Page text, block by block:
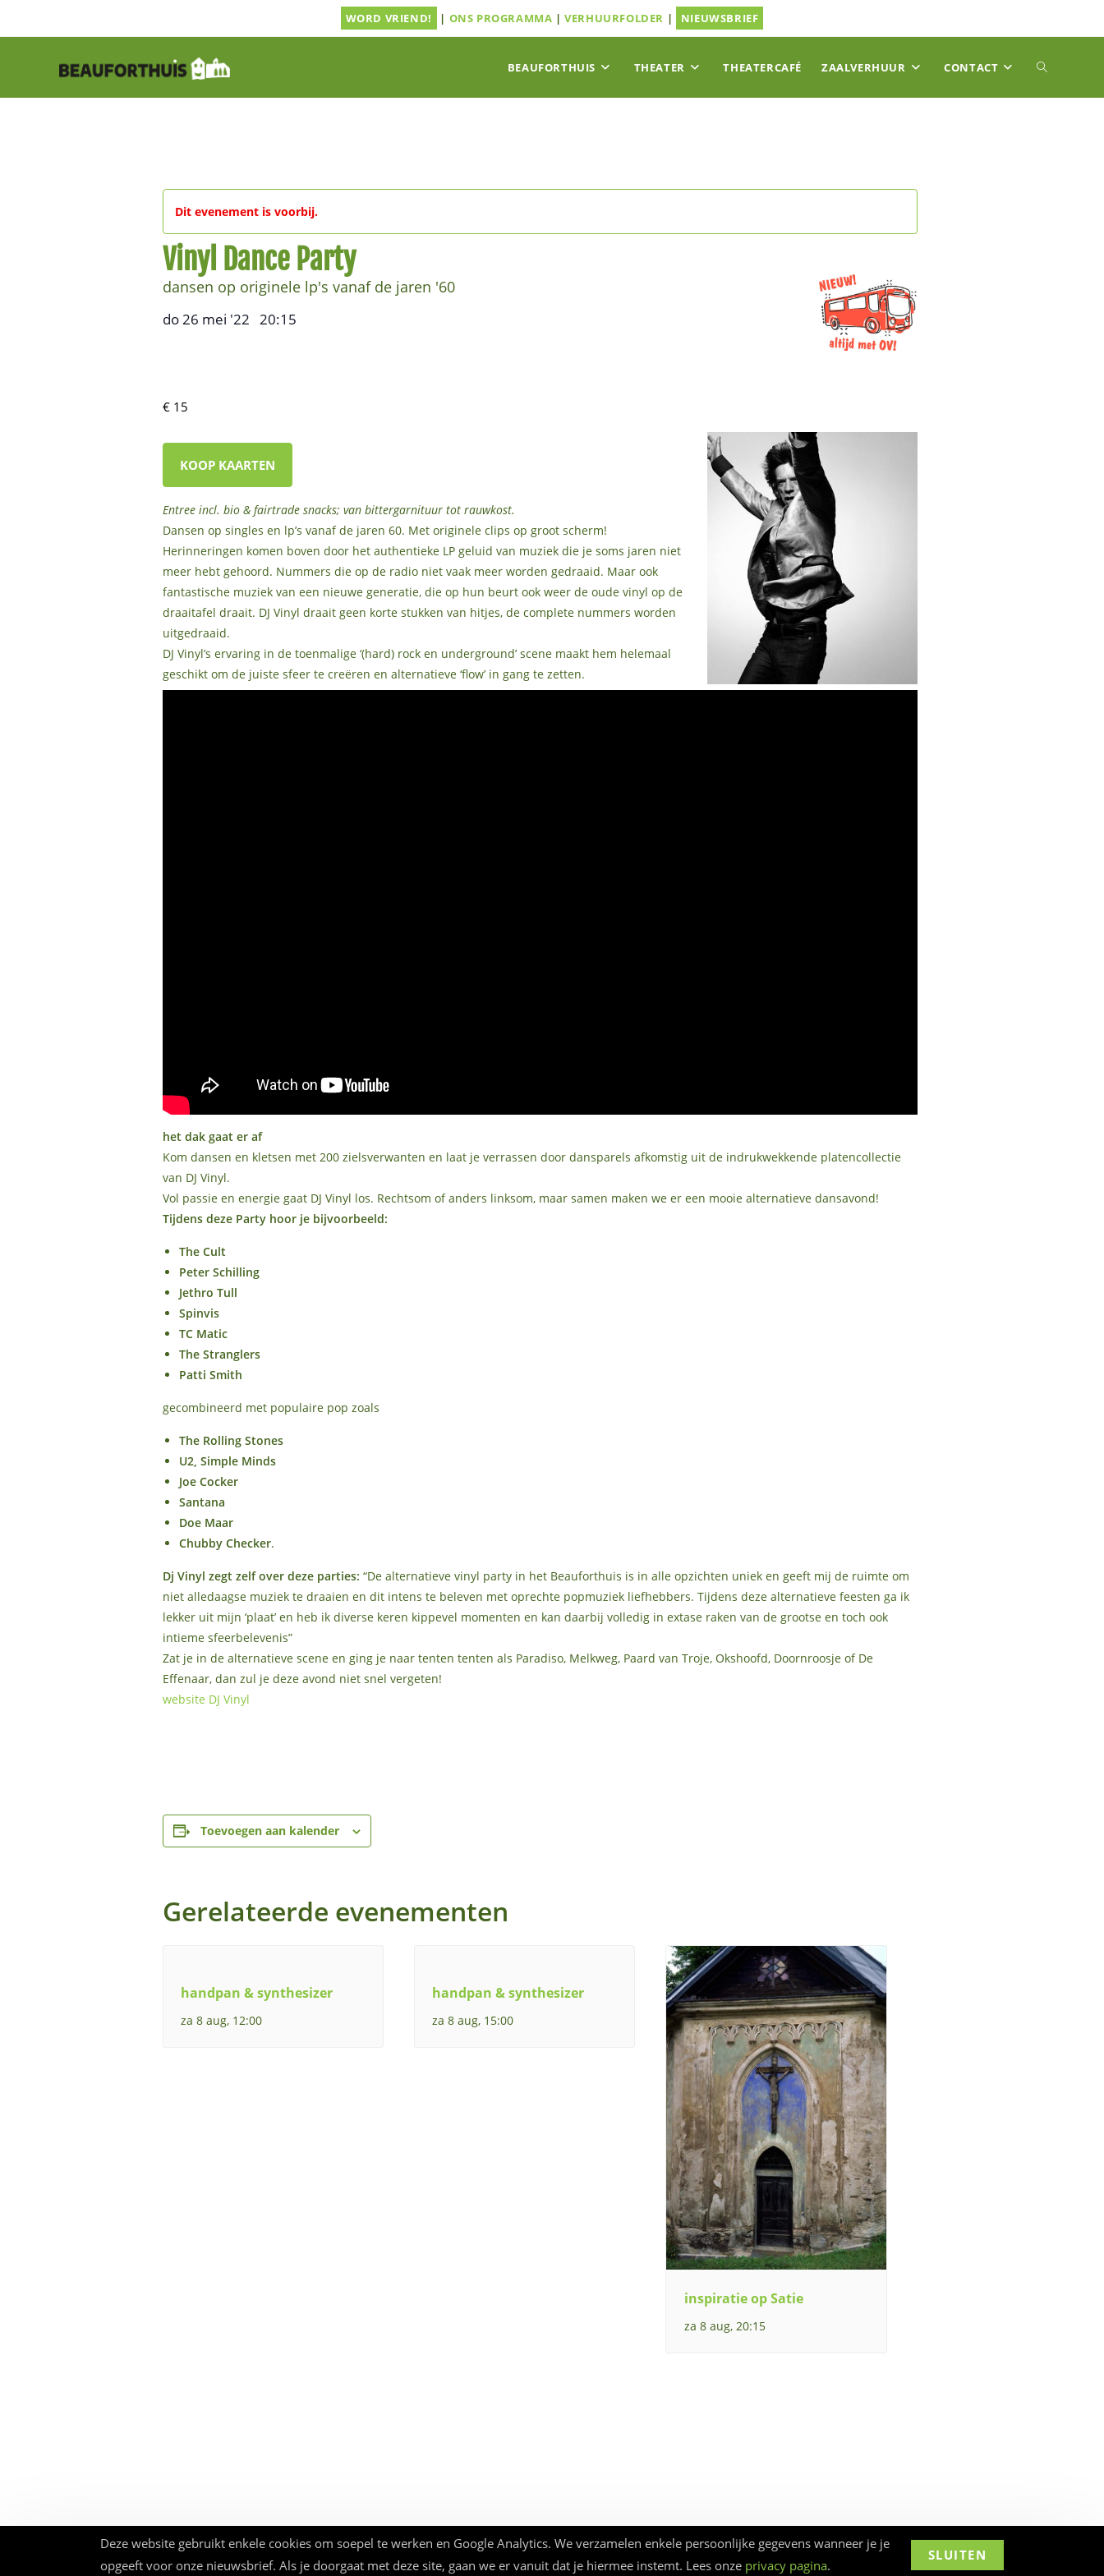
WORD VRIEND! | ONS PROGRAMMA |VERHUURFOLDER | NIEUWSBRIEF
BEAUFORTHUIS THEATER THEATERCAFÉ ZAALVERHUUR CONTACT TOGGLE
Dit evenement is voorbij.
Vinyl Dance Party
dansen op originele lp's vanaf de jaren '60
do 26 mei '22 20:15
€ 15
KOOP KAARTEN
Entree incl. bio & fairtrade snacks; van bittergarnituur tot rauwkost.
Dansen op singles en lp’s vanaf de jaren 60. Met originele clips op groot scherm!
Herinneringen komen boven door het authentieke LP geluid van muziek die je soms jaren niet
meer hebt gehoord. Nummers die op de radio niet vaak meer worden gedraaid. Maar ook
fantastische muziek van een nieuwe generatie, die op hun beurt ook weer de oude vinyl op de
draaitafel draait. DJ Vinyl draait geen korte stukken van hitjes, de complete nummers worden
uitgedraaid.
DJ Vinyl’s ervaring in de toenmalige ‘(hard) rock en underground’ scene maakt hem helemaal
geschikt om de juiste sfeer te creëren en alternatieve ‘flow’ in gang te zetten.
het dak gaat er af
Kom dansen en kletsen met 200 zielsverwanten en laat je verrassen door dansparels afkomstig uit de indrukwekkende platencollectie
van DJ Vinyl.
Vol passie en energie gaat DJ Vinyl los. Rechtsom of anders linksom, maar samen maken we er een mooie alternatieve dansavond!
Tijdens deze Party hoor je bijvoorbeeld:
The Cult
Peter Schilling
Jethro Tull
Spinvis
TC Matic
The Stranglers
Patti Smith
gecombineerd met populaire pop zoals
The Rolling Stones
U2, Simple Minds
Joe Cocker
Santana
Doe Maar
Chubby Checker.
Dj Vinyl zegt zelf over deze parties: “De alternatieve vinyl party in het Beauforthuis is in alle opzichten uniek en geeft mij de ruimte om
niet alledaagse muziek te draaien en dit intens te beleven met oprechte popmuziek liefhebbers. Tijdens deze alternatieve feesten ga ik
lekker uit mijn ‘plaat’ en heb ik diverse keren kippevel momenten en kan daarbij volledig in extase raken van de grootse en toch ook
intieme sfeerbelevenis”
Zat je in de alternatieve scene en ging je naar tenten tenten als Paradiso, Melkweg, Paard van Troje, Okshoofd, Doornroosje of De
Effenaar, dan zul je deze avond niet snel vergeten!
website DJ Vinyl
Toevoegen aan kalender
Gerelateerde evenementen
handpan & synthesizer
za 8 aug, 12:00
handpan & synthesizer
za 8 aug, 15:00
inspiratie op Satie
za 8 aug, 20:15
© Beauforthuis 2026 - webbouwfrankma
Deze website gebruikt enkele cookies om soepel te werken en Google Analytics. We verzamelen enkele persoonlijke gegevens wanneer je je
opgeeft voor onze nieuwsbrief. Als je doorgaat met deze site, gaan we er vanuit dat je hiermee instemt. Lees onze privacy pagina.
SLUITEN